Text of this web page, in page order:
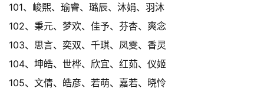
101、峻熙、瑜睿、璐辰、沐娟、羽沐
102、秉元、梦欢、佳予、芬杏、爽念
103、思言、奕双、千琪、凤雯、香灵
104、坤皓、世桦、欣宜、红茹、仪姬
105、文倩、皓彦、若萌、嘉若、晓怜